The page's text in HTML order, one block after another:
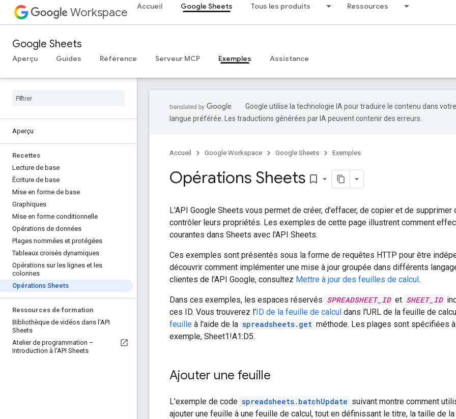
Workspace Accueil Google Sheets Tous les produits Ressources
Google Sheets
Aperçu Guides Référence Serveur MCP Exemples Assistance
Aperçu
Recettes
Lecture de base
Écriture de base
Mise en forme de base
Graphiques
Mise en forme conditionnelle
Opérations de données
Plages nommées et protégées
Tableaux croisés dynamiques
Opérations sur les lignes et les
colonnes
Opérations Sheets
Ressources de formation
Bibliothèque de vidéos dans l'API
Sheets
Atelier de programmation –
Introduction à l'API Sheets
Google utilise la technologie IA pour traduire le contenu dans votre
langue préférée. Les traductions générées par IA peuvent contenir des erreurs.
Accueil Google Workspace Google Sheets Exemples
Opérations Sheets bookmark_border
L'API Google Sheets vous permet de créer, d'effacer, de copier et de
contrôler leurs propriétés. Les exemples de cette page illustrent comment
courantes dans Sheets avec l'API Sheets.
Ces exemples sont présentés sous la forme de requêtes HTTP pour être
découvrir comment implémenter une mise à jour groupée dans différents
clientes de l'API Google, consultez Mettre à jour des feuilles de calcul.
Dans ces exemples, les espaces réservés SPREADSHEET_ID et SHEET_ID
ces ID. Vous trouverez l'ID de la feuille de calcul dans l'URL de la feuille de
feuille à l'aide de la spreadsheets.get méthode. Les plages sont spécifiées
exemple, Sheet1!A1:D5.
Ajouter une feuille
L'exemple de code spreadsheets.batchUpdate suivant montre comment
ajouter une feuille à une feuille de calcul, tout en définissant le titre, la taille de